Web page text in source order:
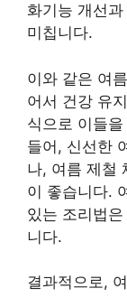
화기능 개선
미칩니다.
이와 같은 여
어서 건강 유
식으로 이들
들어, 신선한
나, 여름 제철
이 좋습니다.
있는 조리법
니다.
결과적으로,